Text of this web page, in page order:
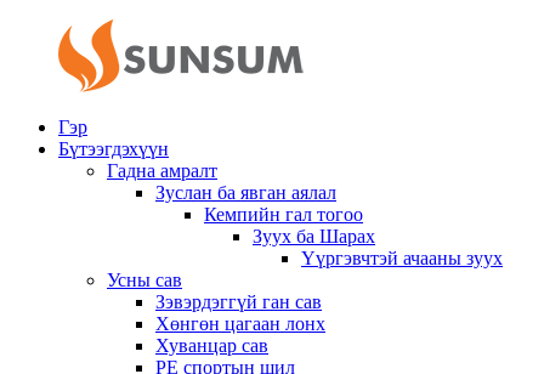
Гэр
Бүтээгдэхүүн
Гадна амралт
Зуслан ба явган аялал
Кемпийн гал тогоо
Зуух ба Шарах
Үүргэвчтэй ачааны зуух
Усны сав
Зэвэрдэггүй ган сав
Хөнгөн цагаан лонх
Хуванцар сав
PE спортын шил